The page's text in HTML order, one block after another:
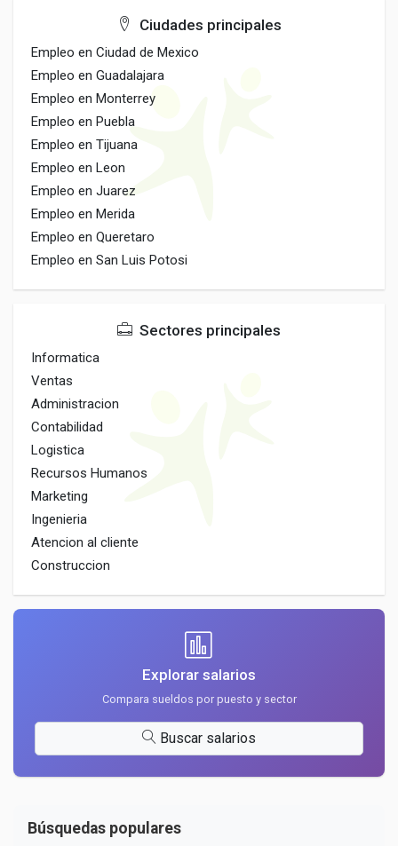
Ciudades principales
Empleo en Ciudad de Mexico
Empleo en Guadalajara
Empleo en Monterrey
Empleo en Puebla
Empleo en Tijuana
Empleo en Leon
Empleo en Juarez
Empleo en Merida
Empleo en Queretaro
Empleo en San Luis Potosi
Sectores principales
Informatica
Ventas
Administracion
Contabilidad
Logistica
Recursos Humanos
Marketing
Ingenieria
Atencion al cliente
Construccion
Explorar salarios
Compara sueldos por puesto y sector
Buscar salarios
Búsquedas populares